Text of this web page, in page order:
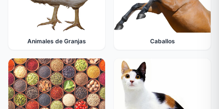
Animales de Granjas Caballos